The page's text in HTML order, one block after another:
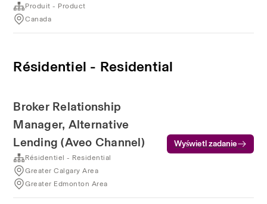
Produit - Product
Canada
Résidentiel - Residential
Broker Relationship
Manager, Alternative
Lending (Aveo Channel)
Résidentiel - Residential
Greater Calgary Area
Greater Edmonton Area
Wyświetl zadanie